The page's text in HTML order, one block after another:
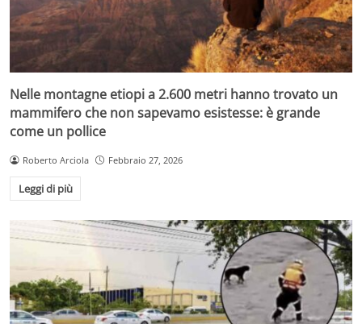
Nelle montagne etiopi a 2.600 metri hanno trovato un
mammifero che non sapevamo esistesse: è grande
come un pollice
Roberto Arciola Febbraio 27, 2026
Leggi di più